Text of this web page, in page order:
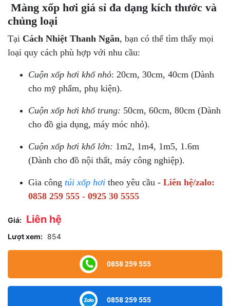
Màng xốp hơi giá sỉ đa dạng kích thước và
chủng loại
Tại Cách Nhiệt Thanh Ngân, bạn có thể tìm thấy mọi
loại quy cách phù hợp với nhu cầu:
Cuộn xốp hơi khổ nhỏ: 20cm, 30cm, 40cm (Dành
cho mỹ phẩm, phụ kiện).
Cuộn xốp hơi khổ trung: 50cm, 60cm, 80cm (Dành
cho đồ gia dụng, máy móc nhỏ).
Cuộn xốp hơi khổ lớn: 1m2, 1m4, 1m5, 1.6m
(Dành cho đồ nội thất, máy công nghiệp).
Gia công túi xốp hơi theo yêu cầu - Liên hệ/zalo:
0858 259 555 - 0925 30 5555
Giá: Liên hệ
Lượt xem: 854
0858 259 555
0858 259 555